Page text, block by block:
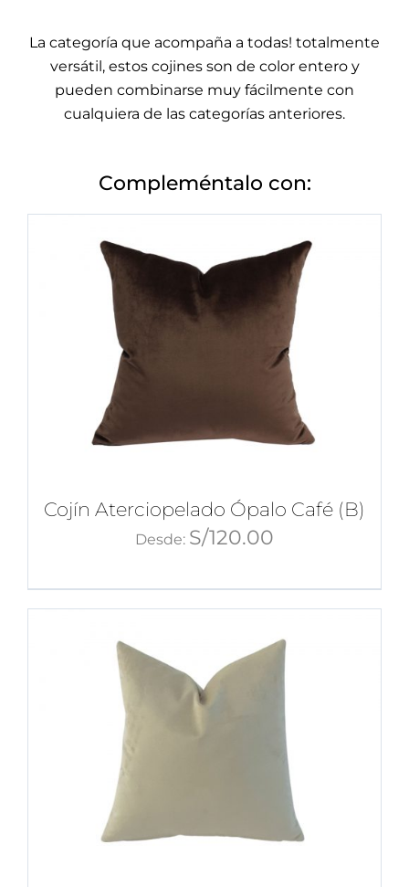
La categoría que acompaña a todas! totalmente
versátil, estos cojines son de color entero y
pueden combinarse muy fácilmente con
cualquiera de las categorías anteriores.
Compleméntalo con:
Cojín Aterciopelado Ópalo Café (B)
Desde: S/120.00